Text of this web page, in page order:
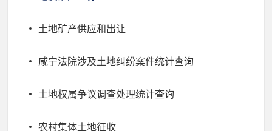
土地矿产供应和出让
咸宁法院涉及土地纠纷案件统计查询
土地权属争议调查处理统计查询
农村集体土地征收